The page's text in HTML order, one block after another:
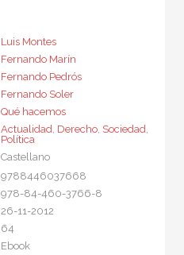
Luis Montes
Fernando Marín
Fernando Pedrós
Fernando Soler
Qué hacemos
Actualidad Derecho, Sociedad
Política
Castellano
9788446037668
978-84-460-3766-8
26-11-2012
64
Ebook